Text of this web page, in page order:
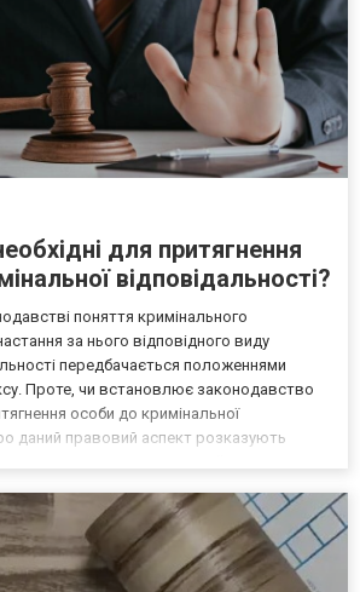
для притягнення
відповідальності?
поняття кримінального
за нього відповідного виду
передбачається положеннями
Проте, чи встановлює законодавство
особи до кримінальної
даний правовий аспект розказують